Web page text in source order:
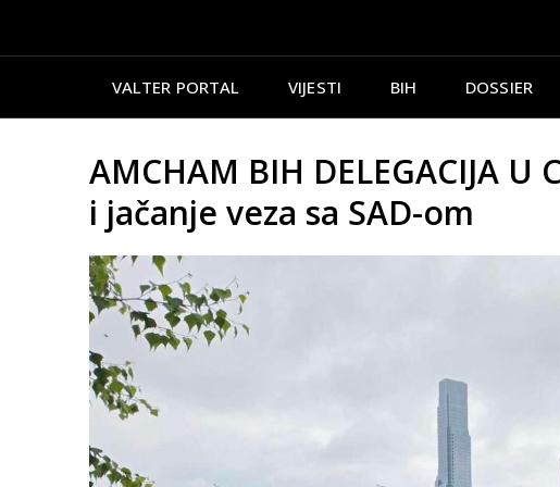
VALTER PORTAL VIJESTI BIH DOSSIER
AMCHAM BIH DELEGACIJA
i jačanje veza sa SAD-om